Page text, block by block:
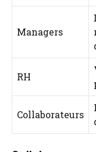
Managers
RH
Collaborateurs